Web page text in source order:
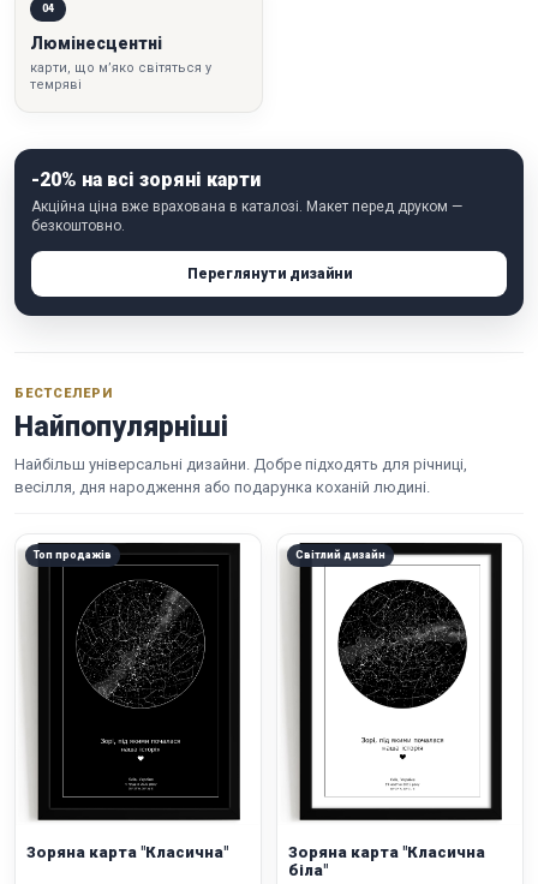
04
Люмінесцентні
карти, що м’яко світяться у
темряві
-20% на всі зоряні карти
Акційна ціна вже врахована в каталозі. Макет перед друком —
безкоштовно.
Переглянути дизайни
БЕСТСЕЛЕРИ
Найпопулярніші
Найбільш універсальні дизайни. Добре підходять для річниці,
весілля, дня народження або подарунка коханій людині.
Топ продажів
Зоряна карта "Класична"
Світлий дизайн
Зоряна карта "Класична
біла"